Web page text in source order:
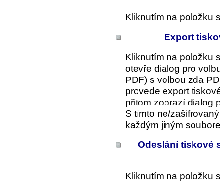
Kliknutím na položku
Export
Kliknutím na položku
otevře dialog pro
PDF) s volbou zda
provede export
přitom zobrazí dialog
S tímto ne/
každým jiným
Odeslání tiskové
Kliknutím na položku